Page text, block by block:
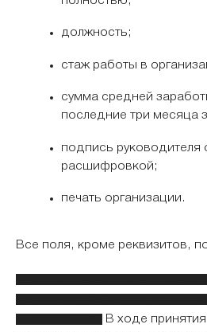
должность;
стаж работы в
сумма средней
последние три месяца
подпись руководителя
расшифровкой;
печать организации.
Все поля, кроме реквизитов,
В ходе